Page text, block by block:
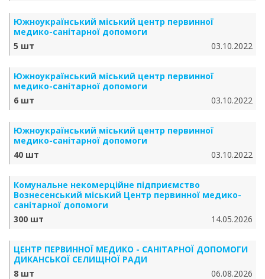
Южноукраїнський міський центр первинної
медико-санітарної допомоги
5 шт
03.10.2022
Южноукраїнський міський центр первинної
медико-санітарної допомоги
6 шт
03.10.2022
Южноукраїнський міський центр первинної
медико-санітарної допомоги
40 шт
03.10.2022
Комунальне некомерційне підприємство
Вознесенський міський Центр первинної медико-
санітарної допомоги
300 шт
14.05.2026
ЦЕНТР ПЕРВИННОЇ МЕДИКО - САНІТАРНОЇ ДОПОМОГИ
ДИКАНСЬКОЇ СЕЛИЩНОЇ РАДИ
8 шт
06.08.2026